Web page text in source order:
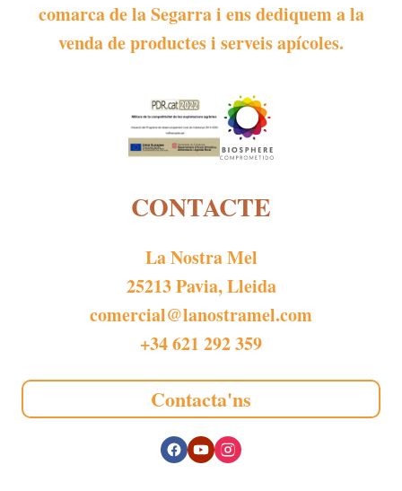
comarca de la Segarra i ens dediquem a la
venda de productes i serveis apícoles.
CONTACTE
La Nostra Mel
25213 Pavia, Lleida
comercial@lanostramel.com
+34 621 292 359
Contacta'ns